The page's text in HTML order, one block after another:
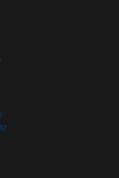
ventana)
(abre en nueva ventana)
en nueva ventana)